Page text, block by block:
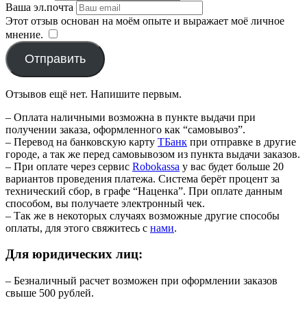
Ваша эл.почта
Этот отзыв основан на моём опыте и выражает моё личное
мнение.
Отправить
Отзывов ещё нет. Напишите первым.
– Оплата наличными возможна в пункте выдачи при
получении заказа, оформленного как “самовывоз”.
– Перевод на банковскую карту TБанк при отправке в другие
городе, а так же перед самовывозом из пункта выдачи заказов.
– При оплате через сервис Robokassa у вас будет больше 20
вариантов проведения платежа. Система берёт процент за
технический сбор, в графе “Наценка”. При оплате данным
способом, вы получаете электронный чек.
– Так же в некоторых случаях возможные другие способы
оплаты, для этого свяжитесь с нами.
Для юридических лиц:
– Безналичный расчет возможен при оформлении заказов
свыше 500 рублей.